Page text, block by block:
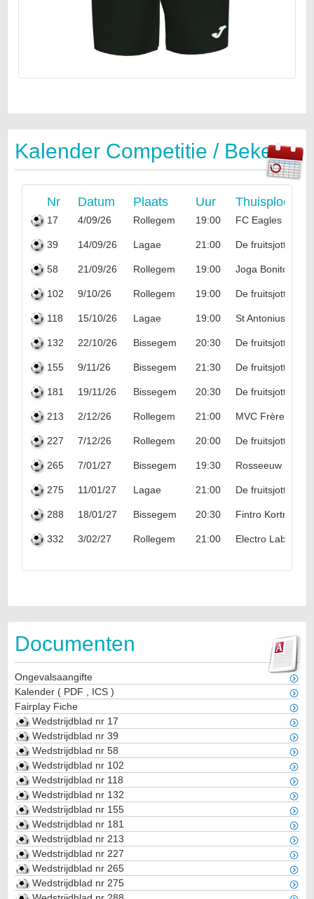
Kalender Competitie / Beker
Nr Datum Plaats Uur Thuisploeg
17 4/09/26 Rollegem 19:00 FC Eagles
39 14/09/26 Lagae 21:00 De fruitsjotters
58 21/09/26 Rollegem 19:00 Joga Bonito FC
102 9/10/26 Rollegem 19:00 De fruitsjotters
118 15/10/26 Lagae 19:00 St Antonius/Den
132 22/10/26 Bissegem 20:30 De fruitsjotters
155 9/11/26 Bissegem 21:30 De fruitsjotters
181 19/11/26 Bissegem 20:30 De fruitsjotters
213 2/12/26 Rollegem 21:00 MVC Frères Des
227 7/12/26 Rollegem 20:00 De fruitsjotters
265 7/01/27 Bissegem 19:30 Rosseeuw
275 11/01/27 Lagae 21:00 De fruitsjotters
288 18/01/27 Bissegem 20:30 Fintro Kortrijk-
332 3/02/27 Rollegem 21:00 Electro Labarque
Documenten
Ongevalsaangifte
Kalender ( PDF ICS )
Fairplay Fiche
Wedstrijdblad nr 17
Wedstrijdblad nr 39
Wedstrijdblad nr 58
Wedstrijdblad nr 102
Wedstrijdblad nr 118
Wedstrijdblad nr 132
Wedstrijdblad nr 155
Wedstrijdblad nr 181
Wedstrijdblad nr 213
Wedstrijdblad nr 227
Wedstrijdblad nr 265
Wedstrijdblad nr 275